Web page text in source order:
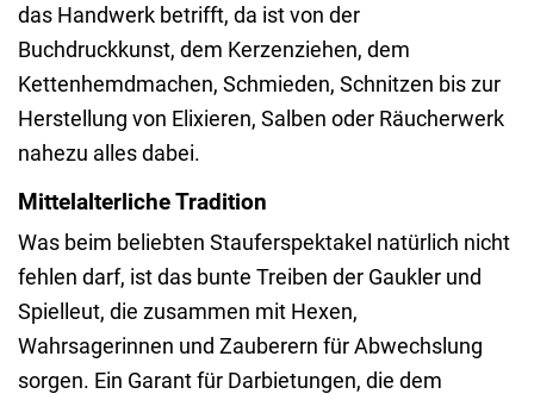
das Handwerk betrifft, da ist von der
Buchdruckkunst, dem Kerzenziehen, dem
Kettenhemdmachen, Schmieden, Schnitzen bis zur
Herstellung von Elixieren, Salben oder Räucherwerk
nahezu alles dabei.
Mittelalterliche Tradition
Was beim beliebten Stauferspektakel natürlich nicht
fehlen darf, ist das bunte Treiben der Gaukler und
Spielleut, die zusammen mit Hexen,
Wahrsagerinnen und Zauberern für Abwechslung
sorgen. Ein Garant für Darbietungen, die dem